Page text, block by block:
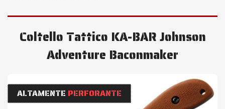
Coltello Tattico KA-BAR Johnson
Adventure Baconmaker
ALTAMENTE PERFORANTE